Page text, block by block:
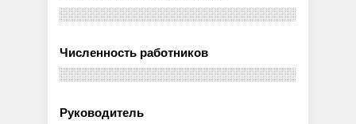
Численность работников
Руководитель